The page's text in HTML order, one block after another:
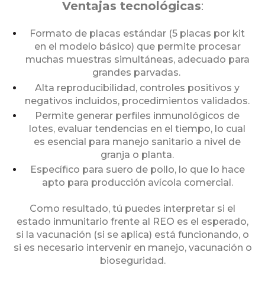
Ventajas tecnológicas:
Formato de placas estándar (5 placas por kit
en el modelo básico) que permite procesar
muchas muestras simultáneas, adecuado para
grandes parvadas.
Alta reproducibilidad, controles positivos y
negativos incluidos, procedimientos validados.
Permite generar perfiles inmunológicos de
lotes, evaluar tendencias en el tiempo, lo cual
es esencial para manejo sanitario a nivel de
granja o planta.
Específico para suero de pollo, lo que lo hace
apto para producción avícola comercial.
Como resultado, tú puedes interpretar si el
estado inmunitario frente al REO es el esperado,
si la vacunación (si se aplica) está funcionando, o
si es necesario intervenir en manejo, vacunación o
bioseguridad.